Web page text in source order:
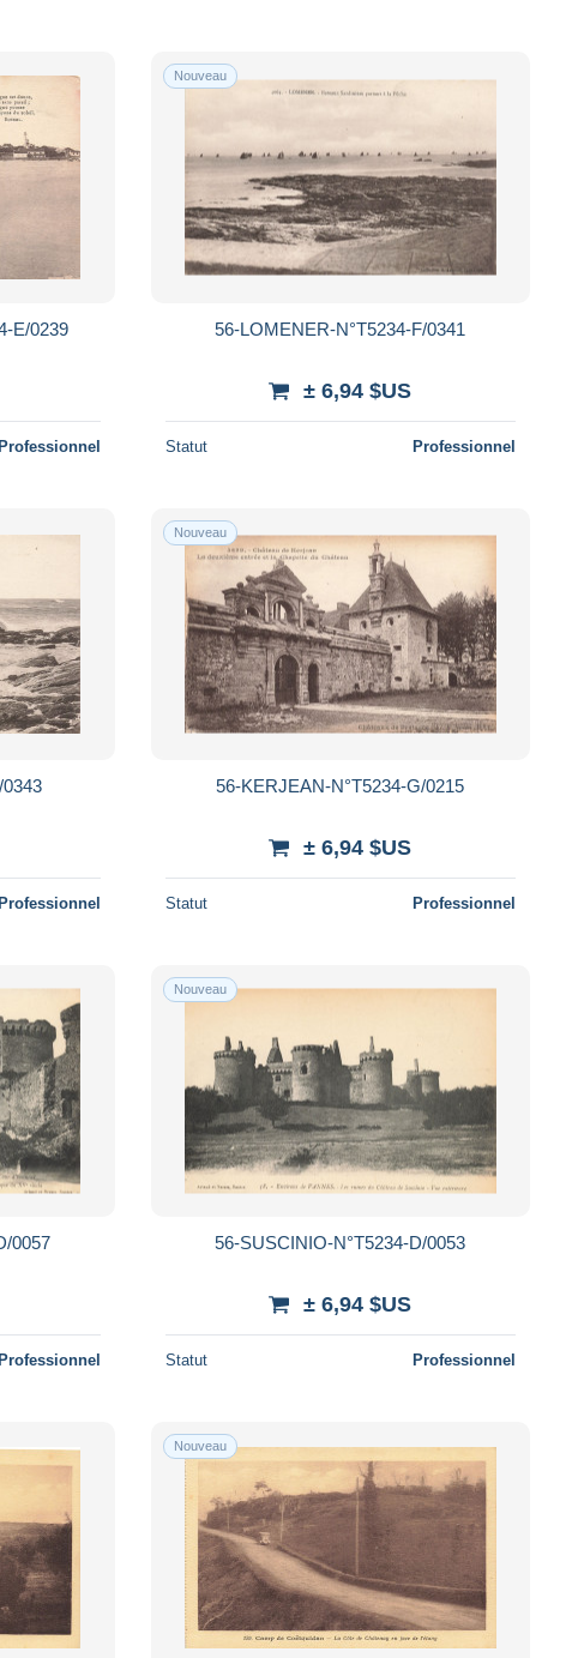
E/0239
Professionnel
Nouveau
56-LOMENER-N°T5234-F/0341
± 6,94 $US
Statut Professionnel
Professionnel
Nouveau
56-KERJEAN-N°T5234-G/0215
± 6,94 $US
Statut Professionnel
0057
Professionnel
Nouveau
56-SUSCINIO-N°T5234-D/0053
± 6,94 $US
Statut Professionnel
Nouveau